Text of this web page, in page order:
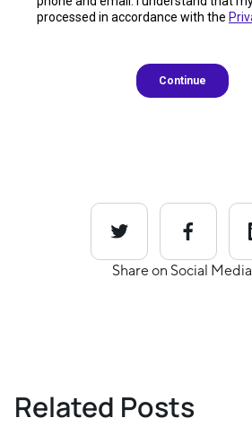
Share on Social Media
Related Posts